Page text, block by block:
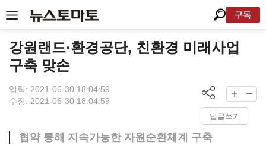
구독
강원랜드·환경공단, 친환경 미래사업
구축 맞손
입력: 2021-06-30 18:04:59
수정: 2021-06-30 18:04:59
답글쓰기
협약 통해 지속가능한 자원순환체계 구축